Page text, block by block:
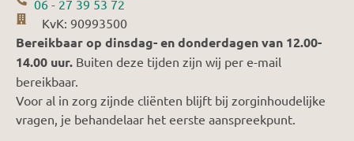
06 - 27 39 53 72
KvK: 90993500
Bereikbaar op dinsdag- en donderdagen van 12.00-
14.00 uur. Buiten deze tijden zijn wij per e-mail
bereikbaar.
Voor al in zorg zijnde cliënten blijft bij zorginhoudelijke
vragen, je behandelaar het eerste aanspreekpunt.